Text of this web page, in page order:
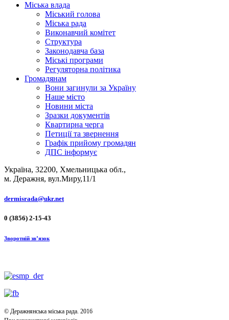
Міська влада
Міський голова
Міська рада
Виконавчий комітет
Структура
Законодавча база
Міські програми
Регуляторна політика
Громадянам
Вони загинули за Україну
Наше місто
Новини міста
Зразки документів
Квартирна черга
Петиції та звернення
Графік прийому громадян
ДПС інформує
Україна, 32200, Хмельницька обл.,
м. Деражня, вул.Миру,11/1
dermisrada@ukr.net
0 (3856) 2-15-43
Зворотній зв’язок
© Деражнянська міська рада. 2016